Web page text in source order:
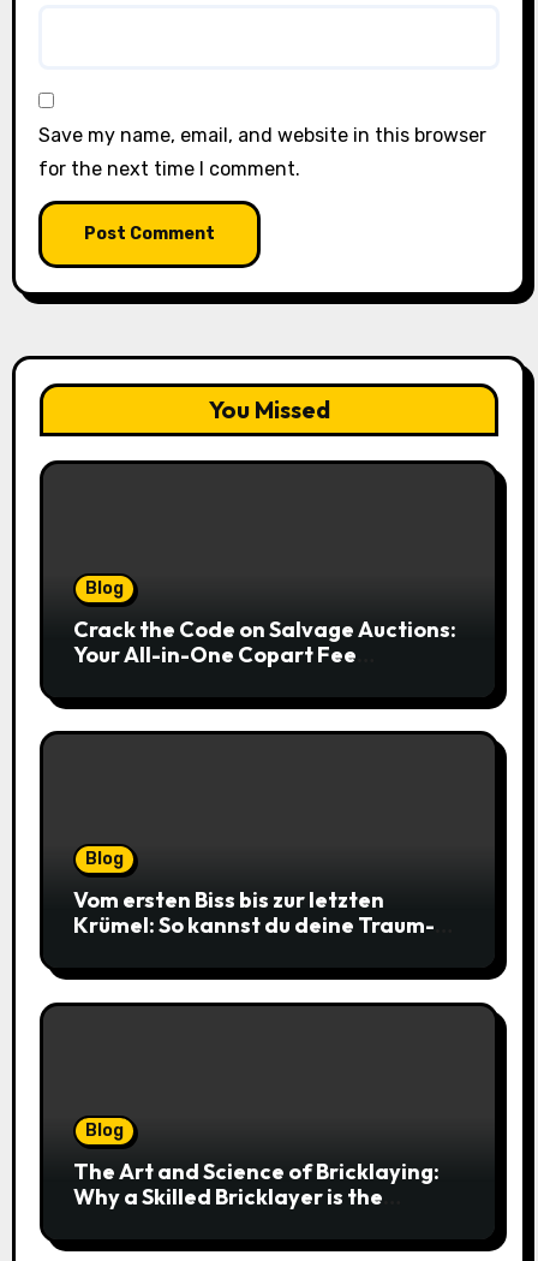
Save my name, email, and website in this browser
for the next time I comment.
You Missed
Blog
Crack the Code on Salvage Auctions:
Your All-in-One Copart Fee
Blog
Vom ersten Biss bis zur letzten
Krümel: So kannst du deine Traum-
Blog
The Art and Science of Bricklaying:
Why a Skilled Bricklayer is the